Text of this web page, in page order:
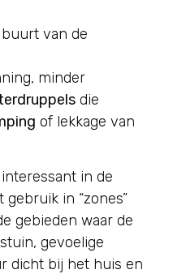
van de
minder
die
of lekkage van
in de
in “zones”
gebieden waar de
gevoelige
dicht bij het huis en